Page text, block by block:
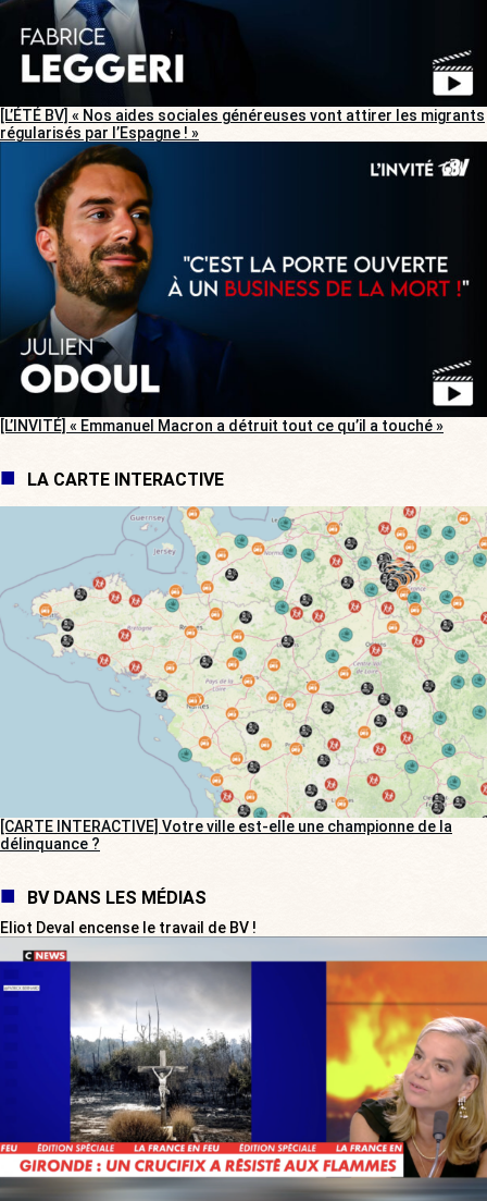
[L’ÉTÉ BV] « Nos aides sociales généreuses vont attirer les migrants
régularisés par l’Espagne ! »
[L’INVITÉ] « Emmanuel Macron a détruit tout ce qu’il a touché »
LA CARTE INTERACTIVE
[CARTE INTERACTIVE] Votre ville est-elle une championne de la
délinquance ?
BV DANS LES MÉDIAS
Eliot Deval encense le travail de BV !